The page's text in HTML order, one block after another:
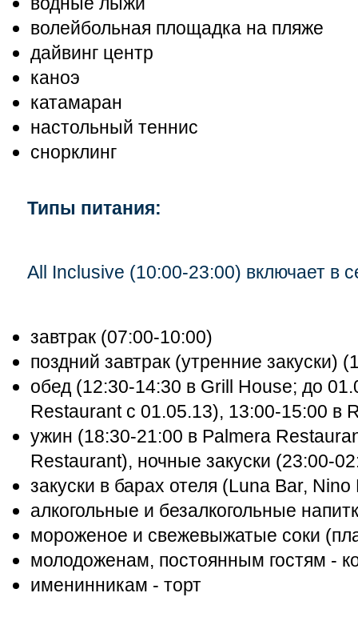
волейбольная площадка на пляже
дайвинг центр
каноэ
катамаран
настольный теннис
снорклинг
Типы питания:
All Inclusive (10:00-23:00) включает в
завтрак (07:00-10:00)
поздний завтрак (утренние закуски)
обед (12:30-14:30 в Grill House; до
Restaurant с 01.05.13), 13:00-15:00 в
ужин (18:30-21:00 в Palmera
Restaurant), ночные закуски (23:00-
закуски в барах отеля (Luna Bar,
алкогольные и безалкогольные
мороженое и свежевыжатые соки
молодоженам, постоянным гостям -
именинникам - торт